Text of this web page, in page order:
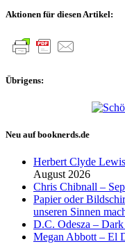
Aktionen für diesen Artikel:
Übrigens:
Neu auf booknerds.de
Herbert Clyde
August 2026
Chris Chibnall –
Papier oder
unseren Sinnen
D.C. Odesza –
Megan Abbott – El